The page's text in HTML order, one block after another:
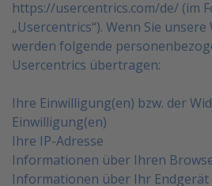
https://usercentrics.com/de/ (im
„Usercentrics“). Wenn Sie
werden folgende
Usercentrics übertragen:
Ihre Einwilligung(en) bzw. der
Einwilligung(en)
Ihre IP-Adresse
Informationen über Ihren
Informationen über Ihr Endgerät